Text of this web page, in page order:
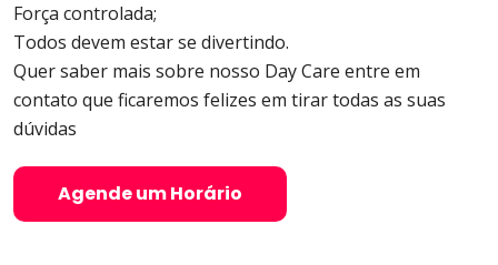
Força controlada;
Todos devem estar se divertindo.
Quer saber mais sobre nosso Day Care entre em
contato que ficaremos felizes em tirar todas as suas
dúvidas
Agende um Horário